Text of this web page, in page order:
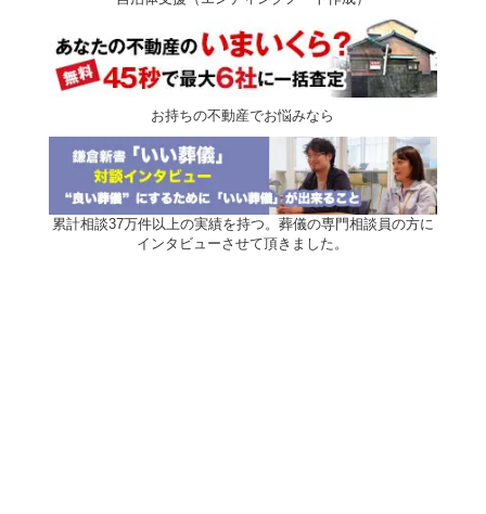
お持ちの不動産でお悩みなら
累計相談37万件以上の実績を持つ。葬儀の専門相談員の方に
インタビューさせて頂きました。